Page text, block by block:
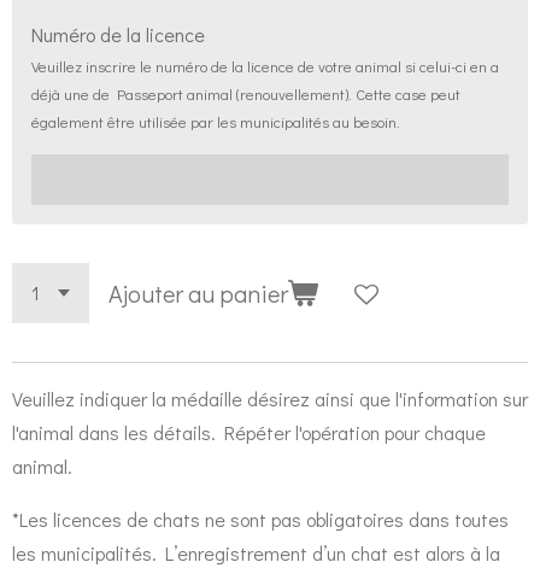
Numéro de la licence
Veuillez inscrire le numéro de la licence de votre animal si celui-ci en a
déjà une de Passeport animal (renouvellement). Cette case peut
également être utilisée par les municipalités au besoin.
Ajouter au panier
Veuillez indiquer la médaille désirez ainsi que l'information sur
l'animal dans les détails. Répéter l'opération pour chaque
animal.
*Les licences de chats ne sont pas obligatoires dans toutes
les municipalités. L’enregistrement d’un chat est alors à la